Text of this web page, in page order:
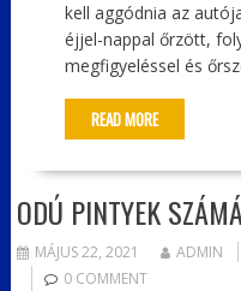
kell aggódnia az
éjjel-nappal őrzött,
megfigyeléssel és
READ MORE
ODÚ PINTYEK
MÁJUS 22, 2021 ADMIN
0 COMMENT